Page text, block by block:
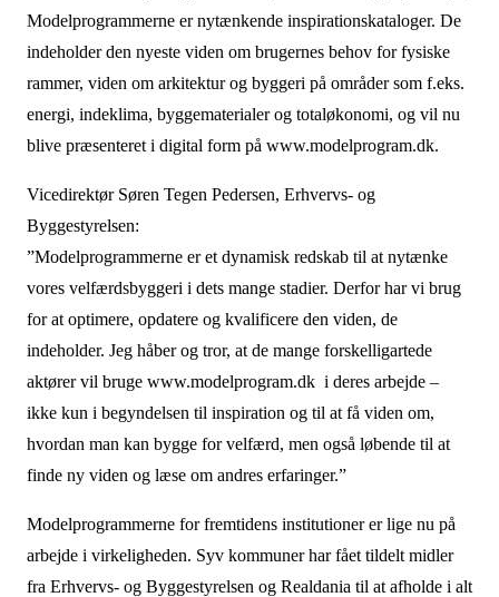
Modelprogrammerne er nytænkende inspirationskataloger. De
indeholder den nyeste viden om brugernes behov for fysiske
rammer, viden om arkitektur og byggeri på områder som f.eks.
energi, indeklima, byggematerialer og totaløkonomi, og vil nu
blive præsenteret i digital form på www.modelprogram.dk.
Vicedirektør Søren Tegen Pedersen, Erhvervs- og
Byggestyrelsen:
”Modelprogrammerne er et dynamisk redskab til at nytænke
vores velfærdsbyggeri i dets mange stadier. Derfor har vi brug
for at optimere, opdatere og kvalificere den viden, de
indeholder. Jeg håber og tror, at de mange forskelligartede
aktører vil bruge www.modelprogram.dk i deres arbejde –
ikke kun i begyndelsen til inspiration og til at få viden om,
hvordan man kan bygge for velfærd, men også løbende til at
finde ny viden og læse om andres erfaringer.”
Modelprogrammerne for fremtidens institutioner er lige nu på
arbejde i virkeligheden. Syv kommuner har fået tildelt midler
fra Erhvervs- og Byggestyrelsen og Realdania til at afholde i alt